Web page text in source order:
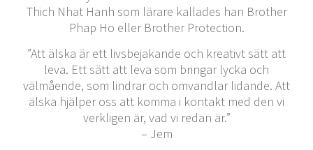
Thich Nhat Hanh som lärare kallades han Brother
Phap Ho eller Brother Protection.
”Att älska är ett livsbejakande och kreativt sätt att
leva. Ett sätt att leva som bringar lycka och
välmående, som lindrar och omvandlar lidande. Att
älska hjälper oss att komma i kontakt med den vi
verkligen är, vad vi redan är.”
– Jem